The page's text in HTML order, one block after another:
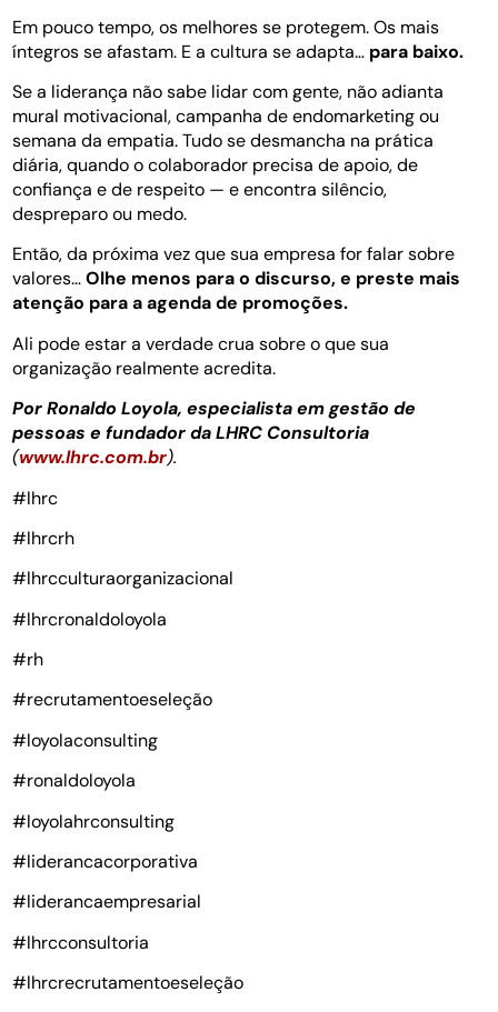
Em pouco tempo, os melhores se protegem. Os mais
íntegros se afastam. E a cultura se adapta… para baixo.
Se a liderança não sabe lidar com gente, não adianta
mural motivacional, campanha de endomarketing ou
semana da empatia. Tudo se desmancha na prática
diária, quando o colaborador precisa de apoio, de
confiança e de respeito — e encontra silêncio,
despreparo ou medo.
Então, da próxima vez que sua empresa for falar sobre
valores…Olhe menos para o discurso, e preste mais
atenção para a agenda de promoções.
Ali pode estar a verdade crua sobre o que sua
organização realmente acredita.
Por Ronaldo Loyola, especialista em gestão de
pessoas e fundador da LHRC Consultoria
(www.lhrc.com.br).
#lhrc
#lhrcrh
#lhrcculturaorganizacional
#lhrcronaldoloyola
#rh
#recrutamentoeseleção
#loyolaconsulting
#ronaldoloyola
#loyolahrconsulting
#liderancacorporativa
#liderancaempresarial
#lhrcconsultoria
#lhrcrecrutamentoeseleção